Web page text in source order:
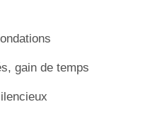
gain de temps